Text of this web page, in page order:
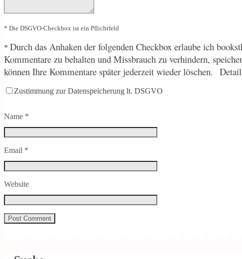
* Die DSGVO-Checkbox ist ein Pflichtfeld
* Durch das Anhaken der folgenden Checkbox erlaube ich
Kommentare zu behalten und Missbrauch zu verhindern,
können Ihre Kommentare später jederzeit wieder löschen.
Zustimmung zur Datenspeicherung lt. DSGVO
Name *
Email *
Website